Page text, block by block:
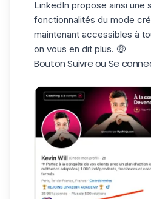
LinkedIn propose ainsi une
fonctionnalités du mode
maintenant accessibles à
on vous en dit plus. 🤑
Bouton Suivre ou Se